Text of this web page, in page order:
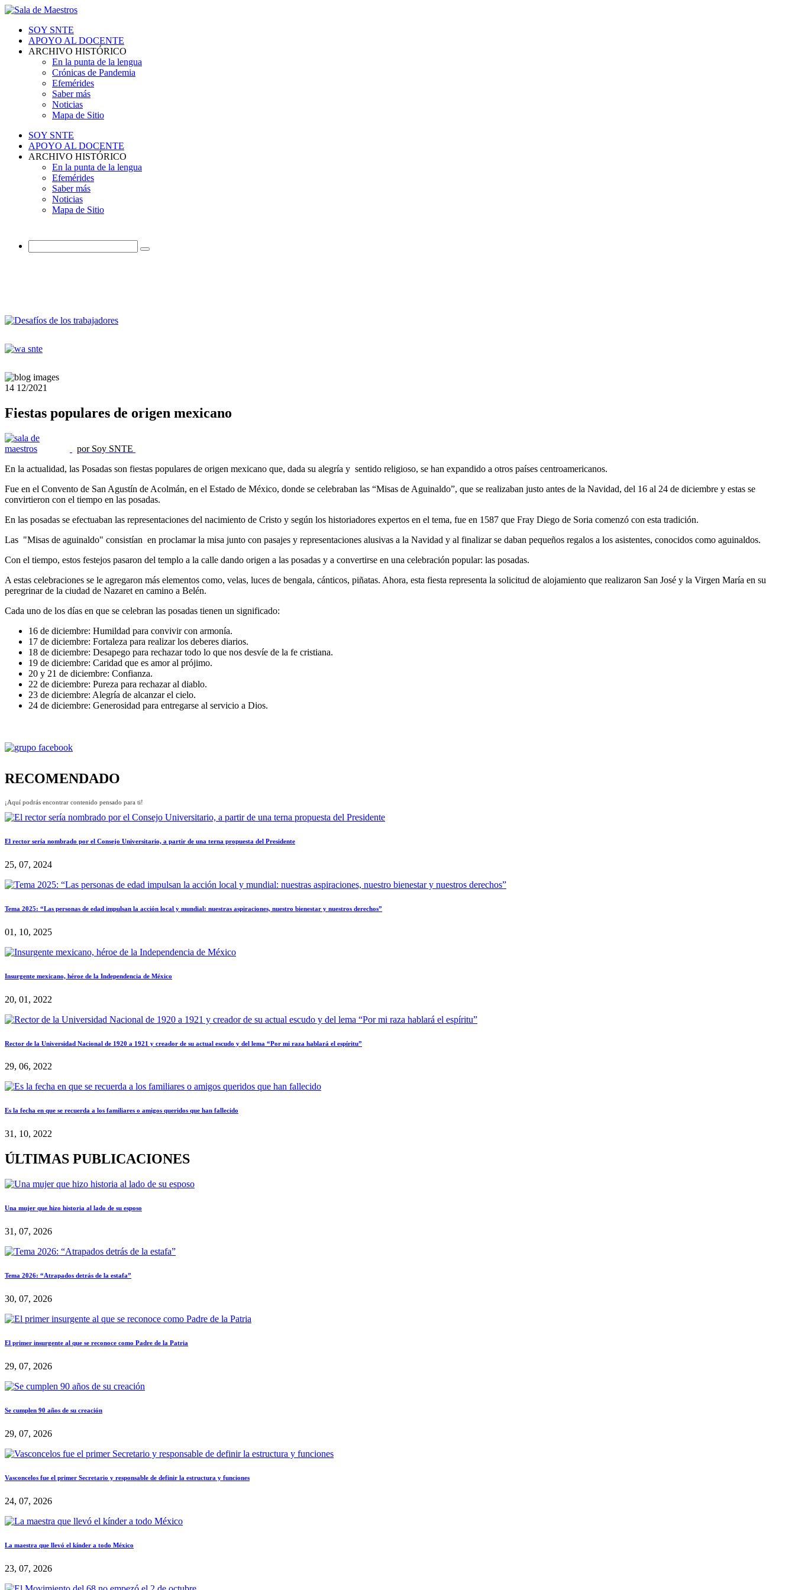
SOY SNTE
APOYO AL DOCENTE
ARCHIVO HISTÓRICO
En la punta de la lengua
Crónicas de Pandemia
Efemérides
Saber más
Noticias
Mapa de Sitio
SOY SNTE
APOYO AL DOCENTE
ARCHIVO HISTÓRICO
En la punta de la lengua
Efemérides
Saber más
Noticias
Mapa de Sitio
14 12/2021
Fiestas populares de origen mexicano
por Soy SNTE
En la actualidad, las Posadas son fiestas populares de origen mexicano que, dada su alegría y sentido religioso, se han expandido a otros países centroamericanos.
Fue en el Convento de San Agustín de Acolmán, en el Estado de México, donde se celebraban las “Misas de Aguinaldo”, que se realizaban justo antes de la Navidad, del 16 al 24 de diciembre y estas se
convirtieron con el tiempo en las posadas.
En las posadas se efectuaban las representaciones del nacimiento de Cristo y según los historiadores expertos en el tema, fue en 1587 que Fray Diego de Soria comenzó con esta tradición.
Las "Misas de aguinaldo" consistían en proclamar la misa junto con pasajes y representaciones alusivas a la Navidad y al finalizar se daban pequeños regalos a los asistentes, conocidos como aguinaldos.
Con el tiempo, estos festejos pasaron del templo a la calle dando origen a las posadas y a convertirse en una celebración popular: las posadas.
A estas celebraciones se le agregaron más elementos como, velas, luces de bengala, cánticos, piñatas. Ahora, esta fiesta representa la solicitud de alojamiento que realizaron San José y la Virgen María en su
peregrinar de la ciudad de Nazaret en camino a Belén.
Cada uno de los días en que se celebran las posadas tienen un significado:
16 de diciembre: Humildad para convivir con armonía.
17 de diciembre: Fortaleza para realizar los deberes diarios.
18 de diciembre: Desapego para rechazar todo lo que nos desvíe de la fe cristiana.
19 de diciembre: Caridad que es amor al prójimo.
20 y 21 de diciembre: Confianza.
22 de diciembre: Pureza para rechazar al diablo.
23 de diciembre: Alegría de alcanzar el cielo.
24 de diciembre: Generosidad para entregarse al servicio a Dios.
RECOMENDADO
¡Aquí podrás encontrar contenido pensado para ti!
El rector sería nombrado por el Consejo Universitario, a partir de una terna propuesta del Presidente
25, 07, 2024
Tema 2025: “Las personas de edad impulsan la acción local y mundial: nuestras aspiraciones, nuestro bienestar y nuestros derechos”
01, 10, 2025
Insurgente mexicano, héroe de la Independencia de México
20, 01, 2022
Rector de la Universidad Nacional de 1920 a 1921 y creador de su actual escudo y del lema “Por mi raza hablará el espíritu”
29, 06, 2022
Es la fecha en que se recuerda a los familiares o amigos queridos que han fallecido
31, 10, 2022
ÚLTIMAS PUBLICACIONES
Una mujer que hizo historia al lado de su esposo
31, 07, 2026
Tema 2026: “Atrapados detrás de la estafa”
30, 07, 2026
El primer insurgente al que se reconoce como Padre de la Patria
29, 07, 2026
Se cumplen 90 años de su creación
29, 07, 2026
Vasconcelos fue el primer Secretario y responsable de definir la estructura y funciones
24, 07, 2026
La maestra que llevó el kínder a todo México
23, 07, 2026